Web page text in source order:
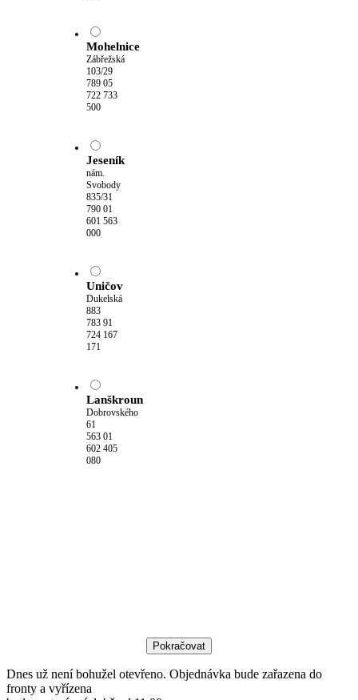
Mohelnice
Zábřežská
103/29
789 05
722 733
500
Jeseník
nám.
Svobody
835/31
790 01
601 563
000
Uničov
Dukelská
883
783 91
724 167
171
Lanškroun
Dobrovského
61
563 01
602 405
080
Pokračovat
Dnes už není bohužel otevřeno. Objednávka bude zařazena do
fronty a vyřízena